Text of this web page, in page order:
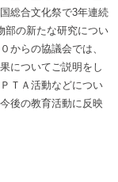
総合文化祭で3年連続
部の新たな研究につい
からの協議会では、
についてご説明をし
ＴＡ活動などについ
後の教育活動に反映